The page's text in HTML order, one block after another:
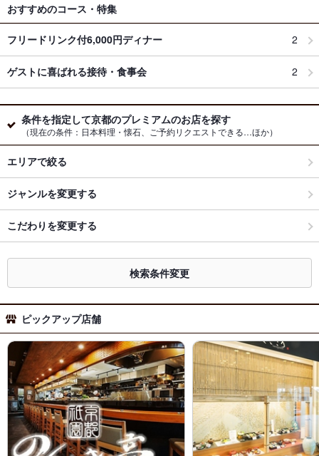
おすすめのコース・特集
フリードリンク付6,000円ディナー 2
ゲストに喜ばれる接待・食事会 2
条件を指定して京都のプレミアムのお店を探す
（現在の条件：日本料理・懐石、ご予約リクエストできる…ほか）
エリアで絞る
ジャンルを変更する
こだわりを変更する
検索条件変更
ピックアップ店舗